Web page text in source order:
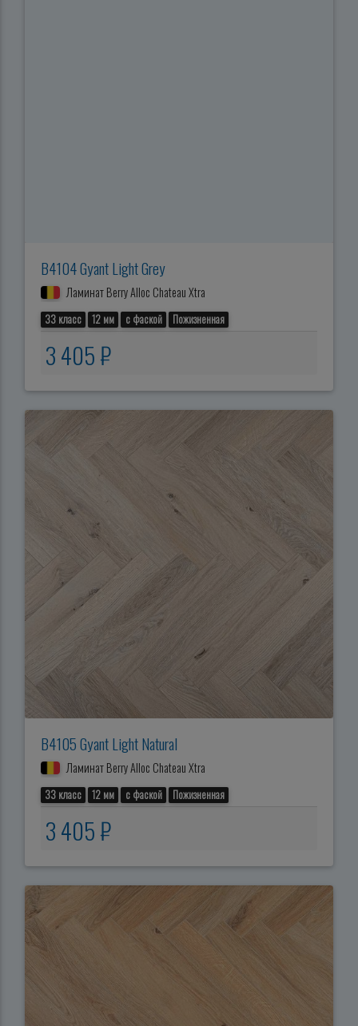
B4104 Gyant Light Grey
Ламинат Berry Alloc Chateau Xtra
33 класс 12 мм с фаской Пожизненная
3 405 ₽
B4105 Gyant Light Natural
Ламинат Berry Alloc Chateau Xtra
33 класс 12 мм с фаской Пожизненная
3 405 ₽